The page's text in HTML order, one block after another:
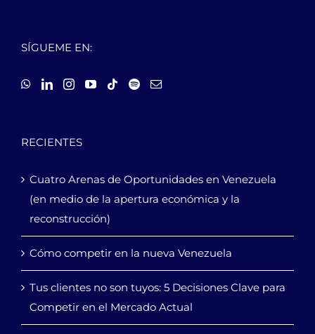
SÍGUEME EN:
RECIENTES
Cuatro Arenas de Oportunidades en Venezuela
(en medio de la apertura económica y la
reconstrucción)
Cómo competir en la nueva Venezuela
Tus clientes no son tuyos: 5 Decisiones Clave para
Competir en el Mercado Actual